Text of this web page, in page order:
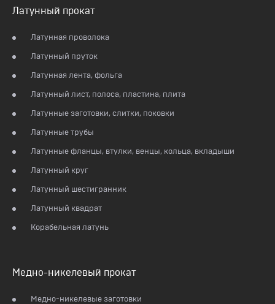
Латунный прокат
Латунная проволока
Латунный пруток
Латунная лента, фольга
Латунный лист, полоса, пластина, плита
Латунные заготовки, слитки, поковки
Латунные трубы
Латунные фланцы, втулки, венцы, кольца, вкладыши
Латунный круг
Латунный шестигранник
Латунный квадрат
Корабельная латунь
Медно-никелевый прокат
Медно-никелевые заготовки